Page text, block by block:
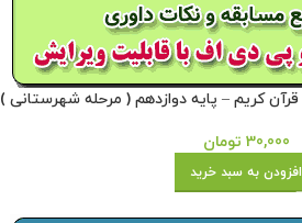
30,000 تومان
افزودن به سبد خرید